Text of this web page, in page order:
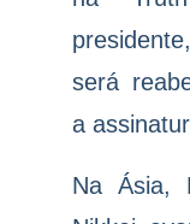
será
a
Na Ásia,